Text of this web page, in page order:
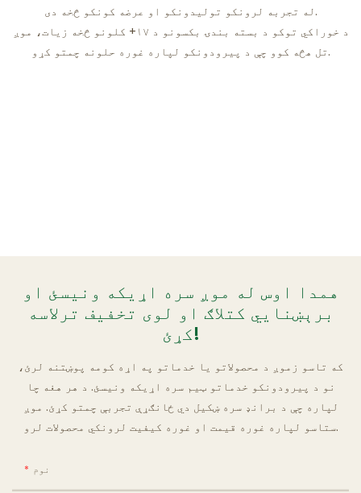
له تجربه لرونکو تولیدونکو او عرضه کونکو څخه دی.
د خوراکي توکو د بسته بندۍ بکسونو د ۱۷+ کلونو څخه زیات، موږ
تل هڅه کوو چې د پیرودونکو لپاره غوره حلونه چمتو کړو.
همدا اوس له موږ سره اړیکه ونیسئ او
برېښنايي کتلاګ او لوی تخفیف ترلاسه
کړئ!
که تاسو زموږ د محصولاتو یا خدماتو په اړه کومه پوښتنه لرئ،
نو د پیرودونکو خدماتو ټیم سره اړیکه ونیسئ. د هر هغه چا
لپاره چې د برانډ سره ښکیل دي ځانګړې تجربې چمتو کړئ. موږ
ستاسو لپاره غوره قیمت او غوره کیفیت لرونکي محصولات لرو.
نوم